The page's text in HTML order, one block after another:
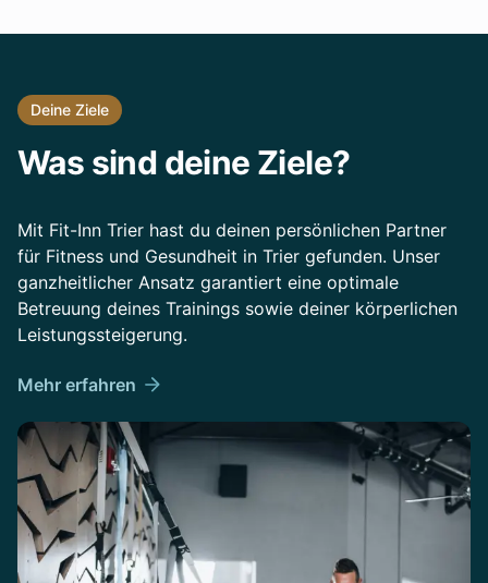
Deine Ziele
Was sind deine Ziele?
Mit Fit-Inn Trier hast du deinen persönlichen Partner
für Fitness und Gesundheit in Trier gefunden. Unser
ganzheitlicher Ansatz garantiert eine optimale
Betreuung deines Trainings sowie deiner körperlichen
Leistungssteigerung.
Mehr erfahren